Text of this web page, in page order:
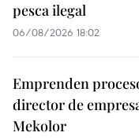
pesca ilegal
06/08/2026 18:02
Emprenden
director de
Mekolor